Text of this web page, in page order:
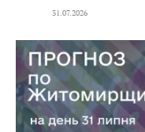
31.07.2026